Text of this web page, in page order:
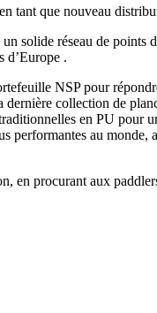
tant que nouveau
réseau de points
d’Europe .
NSP pour
collection de
en PU pour
au
en procurant aux